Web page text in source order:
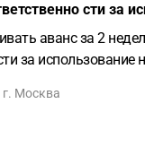
сти за
аванс за 2
за
г. Москва